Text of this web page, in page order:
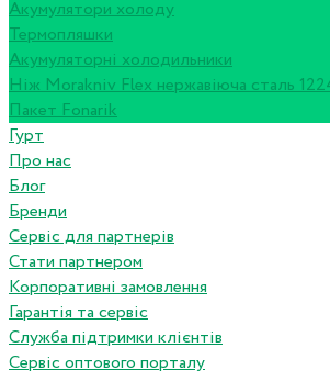
Акумулятори холоду
Термопляшки
Акумуляторні холодильники
Ніж Morakniv Flex нержавіюча сталь
Пакет Fonarik
Гурт
Про нас
Блог
Бренди
Сервіс для партнерів
Стати партнером
Корпоративні замовлення
Гарантія та сервіс
Служба підтримки клієнтів
Сервіс оптового порталу